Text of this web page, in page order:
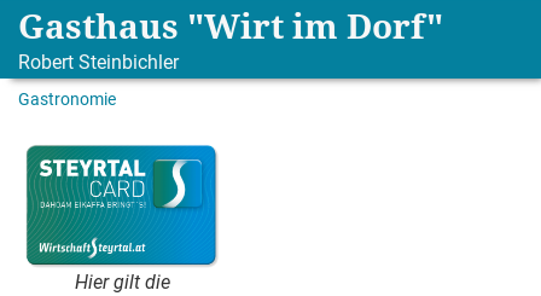
Gasthaus "Wirt im Dorf"
Robert Steinbichler
Gastronomie
Hier gilt die